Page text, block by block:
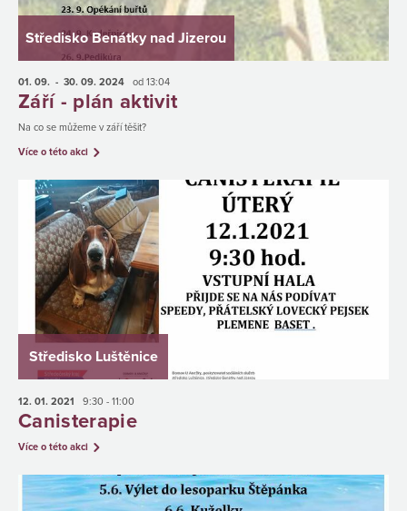
Středisko Benátky nad Jizerou
01. 09. - 30. 09. 2024 od 13:04
Září - plán aktivit
Na co se můžeme v září těšit?
Více o této akci
Středisko Luštěnice
12. 01. 2021 9:30 - 11:00
Canisterapie
Více o této akci